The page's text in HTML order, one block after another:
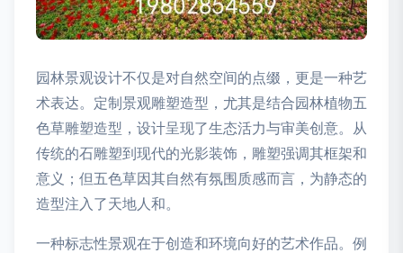
园林景观设计不仅是对自然空间的点缀，更是一种艺
术表达。定制景观雕塑造型，尤其是结合园林植物五
色草雕塑造型，设计呈现了生态活力与审美创意。从
传统的石雕塑到现代的光影装饰，雕塑强调其框架和
意义；但五色草因其自然有氛围质感而言，为静态的
造型注入了天地人和。
一种标志性景观在于创造和环境向好的艺术作品。例